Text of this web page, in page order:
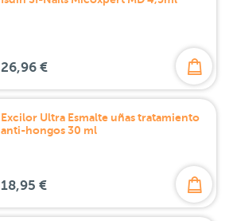
26,96 €
Excilor Ultra Esmalte uñas tratamiento
anti-hongos 30 ml
18,95 €